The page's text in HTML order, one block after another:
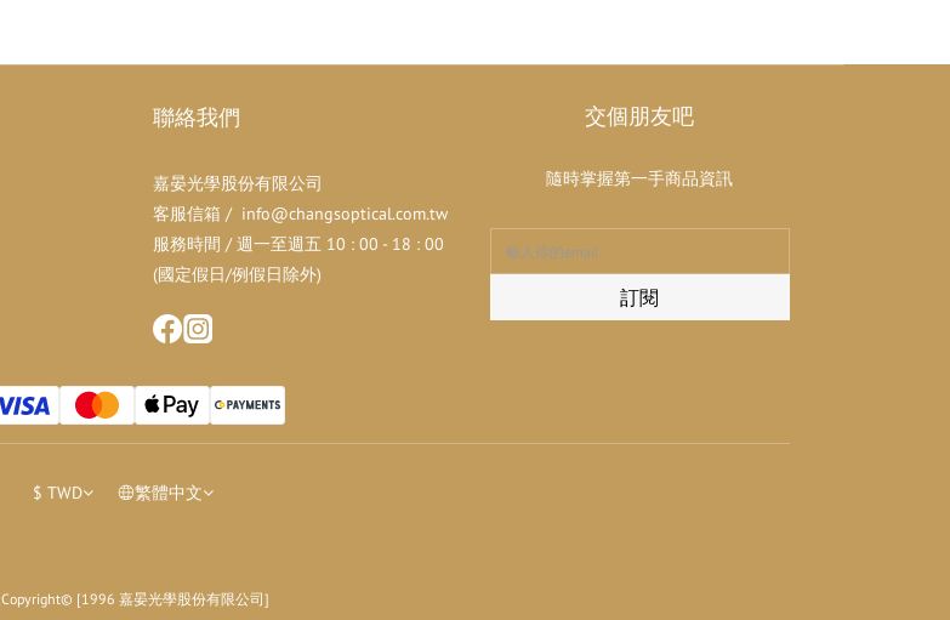
聯絡我們
嘉晏光學股份有限公司
客服信箱 / info@changsoptical.com.tw
服務時間 / 週一至週五 10 : 00 - 18 : 00
(國定假日/例假日除外)
交個朋友吧
隨時掌握第一手商品資訊
訂閱
$ TWD 繁體中文
Copyright© [1996 嘉晏光學股份有限公司]